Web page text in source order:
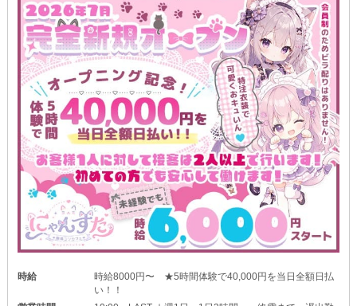
時給
時給8000円〜 ★5時間体験で40,000円を当日全額日払
い！！